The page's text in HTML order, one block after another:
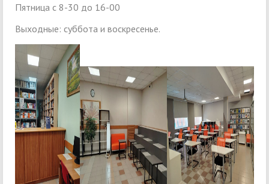
Пятница с 8-30 до 16-00
Выходные: суббота и воскресенье.